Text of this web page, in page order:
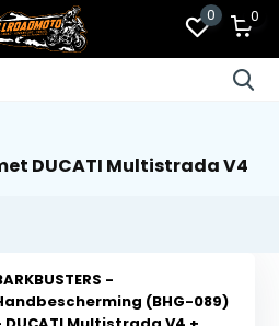
0 0
DUCATI Multistrada V4
-
(BHG-089)